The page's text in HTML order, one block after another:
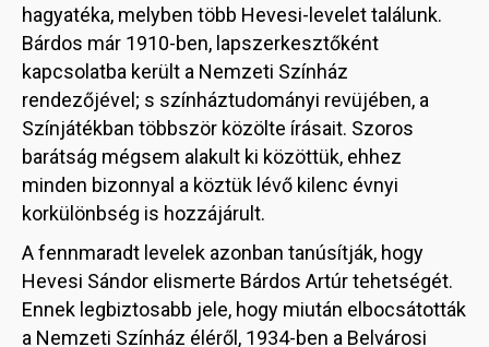
hagyatéka, melyben több Hevesi-levelet találunk.
Bárdos már 1910-ben, lapszerkesztőként
kapcsolatba került a Nemzeti Színház
rendezőjével; s színháztudományi revüjében, a
Színjátékban többször közölte írásait. Szoros
barátság mégsem alakult ki közöttük, ehhez
minden bizonnyal a köztük lévő kilenc évnyi
korkülönbség is hozzájárult.
A fennmaradt levelek azonban tanúsítják, hogy
Hevesi Sándor elismerte Bárdos Artúr tehetségét.
Ennek legbiztosabb jele, hogy miután elbocsátották
a Nemzeti Színház éléről, 1934-ben a Belvárosi